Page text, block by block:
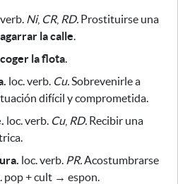
Ni, CR, RD. Prostituirse una
agarrar la calle.
coger la flota.
loc. verb. Cu.Sobrevenirle a
difícil y comprometida.
loc. verb. Cu, RD. Recibir una
loc. verb. PR.Acostumbrarse
pop + cult → espon.